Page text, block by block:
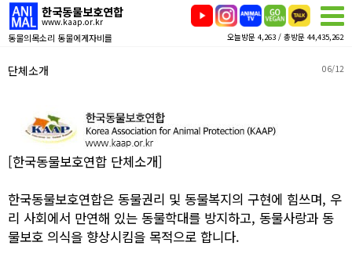
한국동물보호연합
www.kaap.or.kr
동물의목소리 동물에게자비를 오늘방문 4,263 / 총방문 44,435,262
단체소개 06/12
[한국동물보호연합 단체소개]
한국동물보호연합은 동물권리 및 동물복지의 구현에 힘쓰며, 우
리 사회에서 만연해 있는 동물학대를 방지하고, 동물사랑과 동
물보호 의식을 향상시킴을 목적으로 합니다.